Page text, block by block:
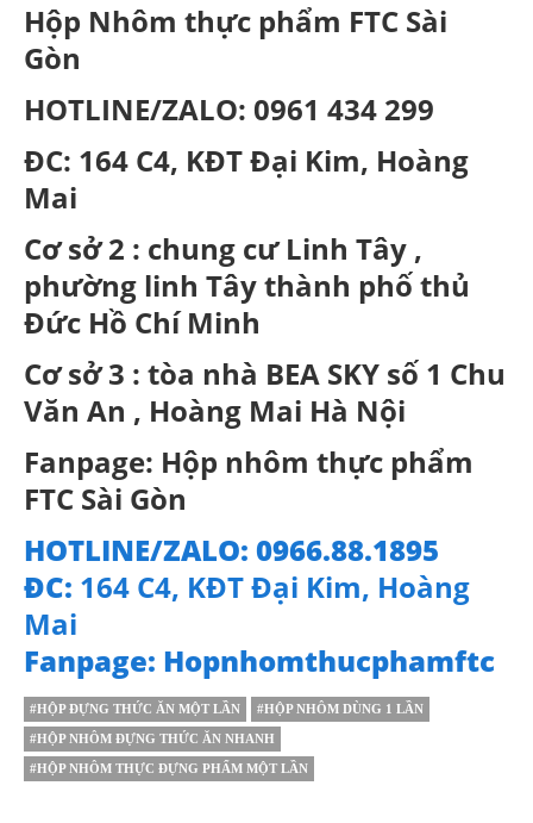
Hộp Nhôm thực phẩm FTC Sài
Gòn
HOTLINE/ZALO: 0961 434 299
ĐC: 164 C4, KĐT Đại Kim, Hoàng
Mai
Cơ sở 2 : chung cư Linh Tây ,
phường linh Tây thành phố thủ
Đức Hồ Chí Minh
Cơ sở 3 : tòa nhà BEA SKY số 1 Chu
Văn An , Hoàng Mai Hà Nội
Fanpage: Hộp nhôm thực phẩm
FTC Sài Gòn
HOTLINE/ZALO: 0966.88.1895
ĐC: 164 C4, KĐT Đại Kim, Hoàng
Mai
Fanpage: Hopnhomthucphamftc
#HỘP ĐỰNG THỨC ĂN MỘT LẦN #HỘP NHÔM DÙNG 1 LẦN
#HỘP NHÔM ĐỰNG THỨC ĂN NHANH
#HỘP NHÔM THỰC ĐỰNG PHẨM MỘT LẦN